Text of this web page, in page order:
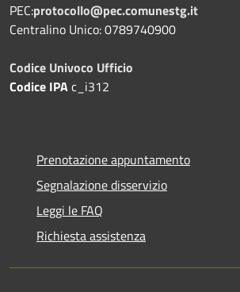
PEC:protocollo@pec.comunestg.it
Centralino Unico: 0789740900
Codice Univoco Ufficio
Codice IPAc_i312
Prenotazione appuntamento
Segnalazione disservizio
Leggi le FAQ
Richiesta assistenza